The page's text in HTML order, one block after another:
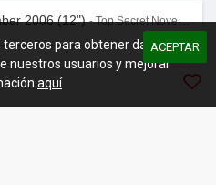
2006 (12")- Top Secret November 2006 (12")
00:00 /02:29
InterIberica
ACEPTAR
terceros para obtener datos
nuestros usuarios y mejorar
aquí
4.8 / 5